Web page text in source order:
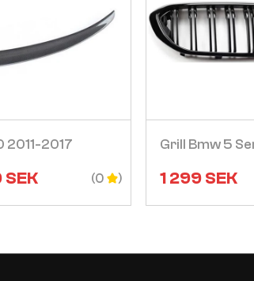
2011-2017
SEK (0
Grill Bmw 5
1 299SEK